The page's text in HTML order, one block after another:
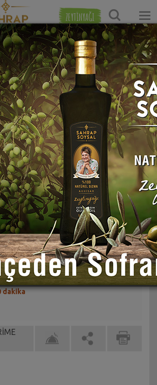
ZEYTİNYAĞI
Yemekleri Tarifleri Tavuk Yemekleri
Tavuğu Tarifi
mercimekle tam bir enerji deposu
(1)
dakika